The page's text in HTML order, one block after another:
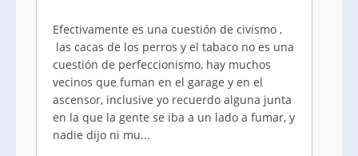
Efectivamente es una cuestión de civismo ,
las cacas de los perros y el tabaco no es una
cuestión de perfeccionismo, hay muchos
vecinos que fuman en el garage y en el
ascensor, inclusive yo recuerdo alguna junta
en la que la gente se iba a un lado a fumar, y
nadie dijo ni mu...